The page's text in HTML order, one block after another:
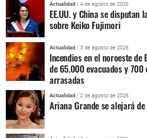
Actualidad / 4 de agosto de 2026
EE.UU. y China se disputan
sobre Keiko Fujimori
Actualidad / 3 de agosto de 2026
Incendios en el noroeste de
de 65.000 evacuados y 700
arrasadas
Actualidad / 2 de agosto de 2026
Ariana Grande se alejará